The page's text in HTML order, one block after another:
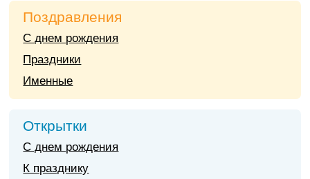
Поздравления
С днем рождения
Праздники
Именные
Открытки
С днем рождения
К празднику